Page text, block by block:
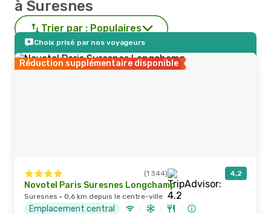
à Suresnes
Trier par : Populaires
Choix prisé par nos voyageurs
Réduction supplémentaire disponible
(1 344) 4,2
Novotel Paris Suresnes Longchamp
Suresnes · 0,6 km depuis le centre-ville
Emplacement central